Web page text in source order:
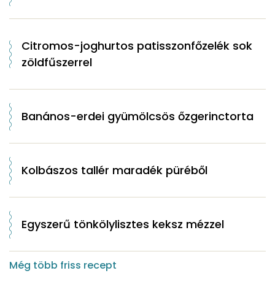
Citromos-joghurtos patisszonfőzelék sok
zöldfűszerrel
Banános-erdei gyümölcsös őzgerinctorta
Kolbászos tallér maradék püréből
Egyszerű tönkölylisztes keksz mézzel
Még több friss recept